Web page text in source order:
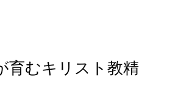
育むキリスト教精